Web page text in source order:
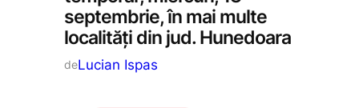
septembrie, în mai multe
localități din jud. Hunedoara
deLucian Ispas